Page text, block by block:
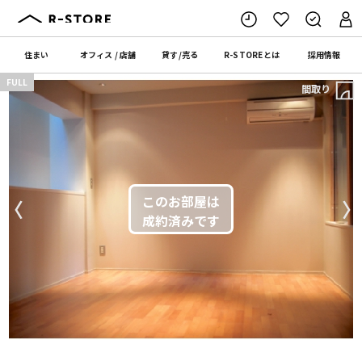
住まい オフィス /店舗 貸す/売る R-STOREとは 採用情報
〈 〉
FULL 間取り